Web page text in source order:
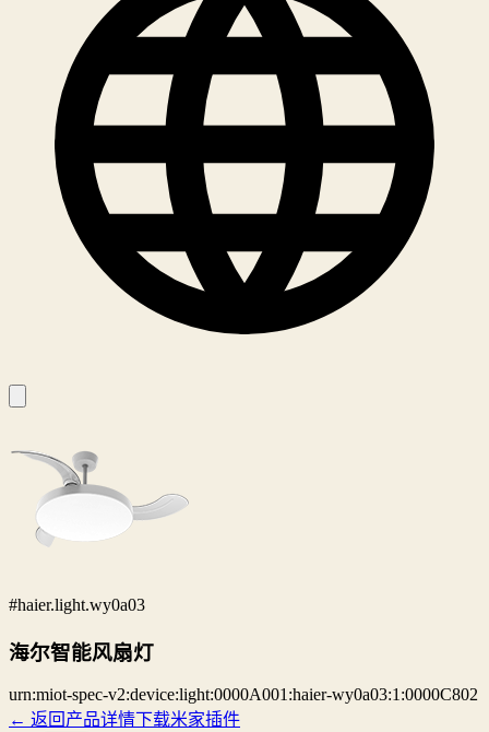
#haier.light.wy0a03
海尔智能风扇灯
urn:miot-spec-v2:device:light:0000A001:haier-wy0a03:1:0000C802
← 返回产品详情下载米家插件